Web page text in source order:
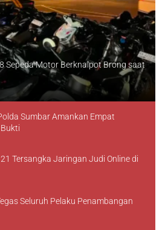
Sepeda Motor Berknalpot Brong saat
Sumbar Amankan Empat
Tersangka Jaringan Judi Online di
Seluruh Pelaku Penambangan